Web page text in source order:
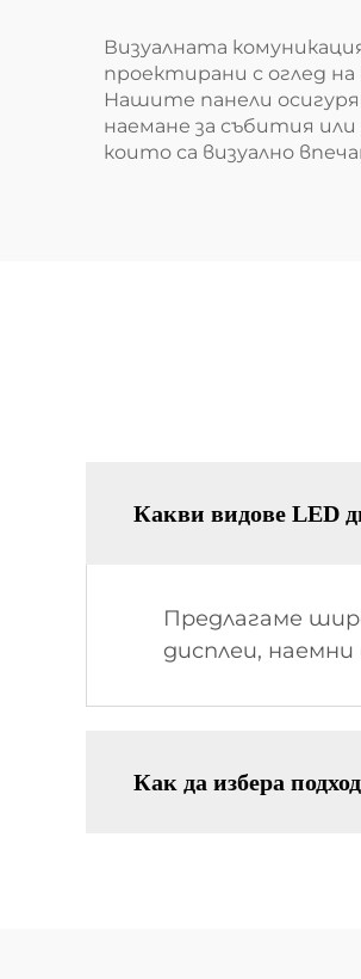
Визуалната
проектирани с оглед
Нашите панели
наемане за събития
които са визуално
Какви видове LED
Предлагаме
дисплеи, наемни
Как да избера